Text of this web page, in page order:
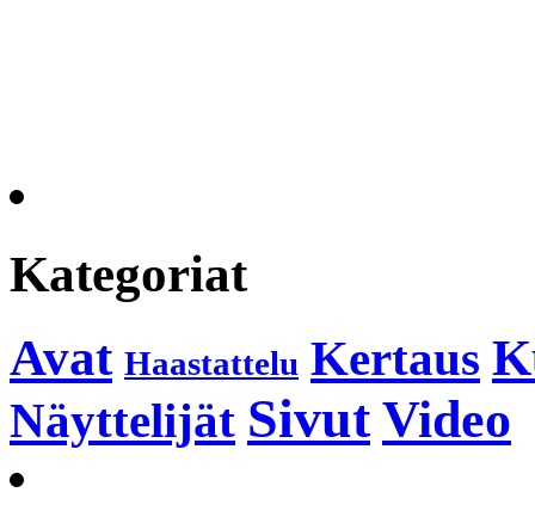
Kategoriat
Avat Haastattelu Kertaus
Näyttelijät Sivut Video